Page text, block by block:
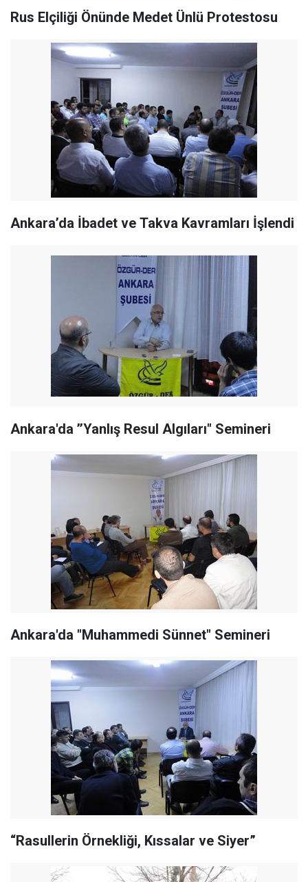
Rus Elçiliği Önünde Medet Ünlü Protestosu
Ankara’da İbadet ve Takva Kavramları İşlendi
Ankara'da ’’Yanlış Resul Algıları" Semineri
Ankara'da "Muhammedi Sünnet" Semineri
“Rasullerin Örnekliği, Kıssalar ve Siyer”